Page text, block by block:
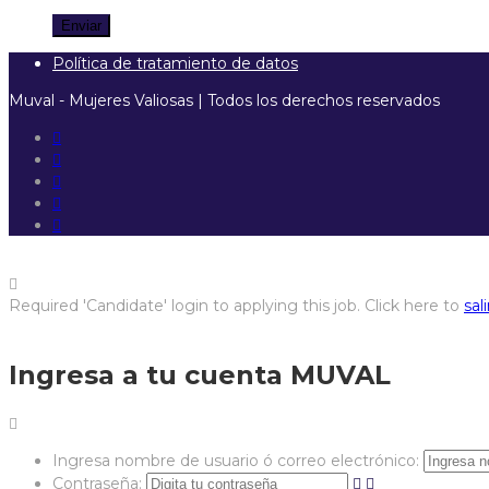
Política de tratamiento de datos
Muval - Mujeres Valiosas | Todos los derechos reservados
Required 'Candidate' login to applying this job. Click here to
Ingresa a tu cuenta MUVAL
Ingresa nombre de usuario ó correo electrónico:
Contraseña: